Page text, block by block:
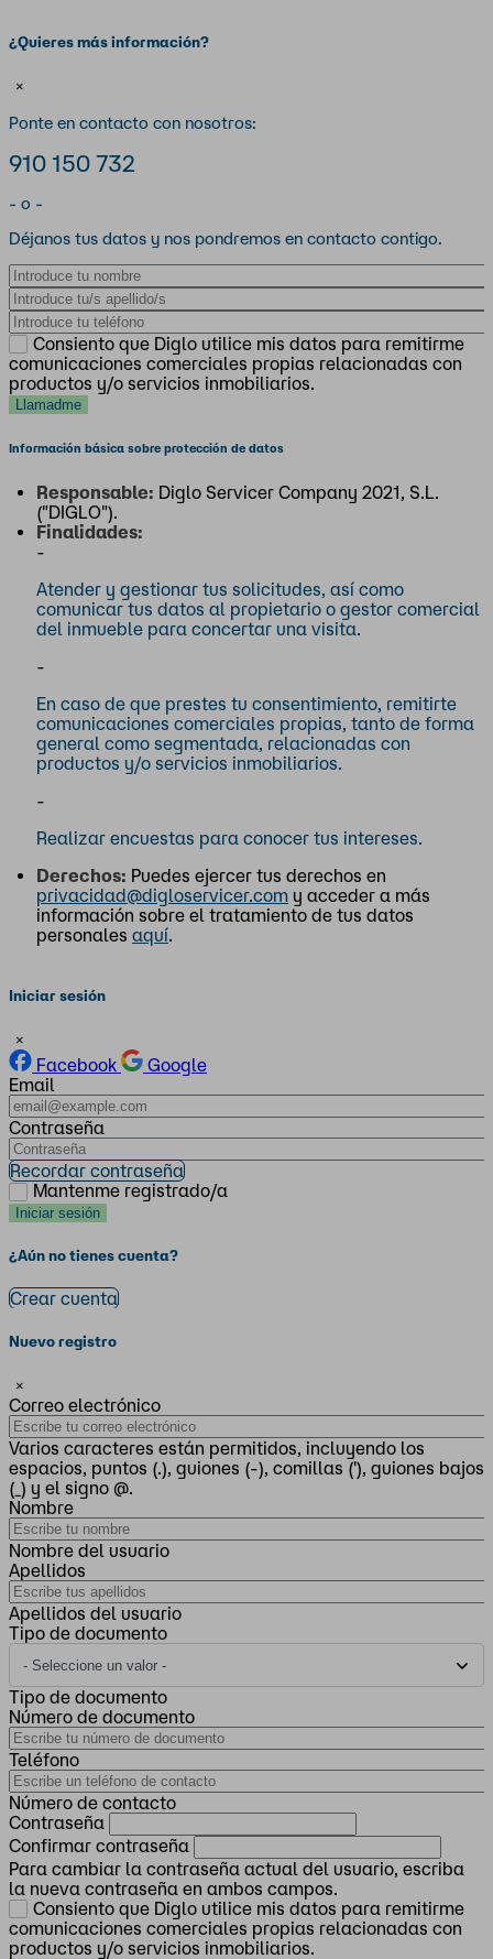
¿Quieres más información?
×
Ponte en contacto con nosotros:
910 150 732
- o -
Déjanos tus datos y nos pondremos en contacto contigo.
Nombre
Apellidos
Teléfono
Consiento que Diglo utilice mis datos para remitirme
comunicaciones comerciales propias relacionadas con
productos y/o servicios inmobiliarios.
Información básica sobre protección de datos
Responsable: Diglo Servicer Company 2021, S.L.
("DIGLO").
Finalidades:
-
Atender y gestionar tus solicitudes, así como
comunicar tus datos al propietario o gestor comercial
del inmueble para concertar una visita.
-
En caso de que prestes tu consentimiento, remitirte
comunicaciones comerciales propias, tanto de forma
general como segmentada, relacionadas con
productos y/o servicios inmobiliarios.
-
Realizar encuestas para conocer tus intereses.
Derechos: Puedes ejercer tus derechos en
privacidad@digloservicer.com y acceder a más
información sobre el tratamiento de tus datos
personales aquí.
Iniciar sesión
×
Facebook
Google
Email
Contraseña
Recordar contraseña
Mantenme registrado/a
¿Aún no tienes cuenta?
Crear cuenta
Nuevo registro
×
Correo electrónico
Varios caracteres están permitidos, incluyendo los
espacios, puntos (.), guiones (-), comillas ('), guiones bajos
(_) y el signo @.
Nombre
Nombre del usuario
Apellidos
Apellidos del usuario
Tipo de documento
Tipo de documento
Número de documento
Teléfono
Número de contacto
Contraseña
Confirmar contraseña
Para cambiar la contraseña actual del usuario, escriba
la nueva contraseña en ambos campos.
Consiento que Diglo utilice mis datos para remitirme
comunicaciones comerciales propias relacionadas con
productos y/o servicios inmobiliarios.